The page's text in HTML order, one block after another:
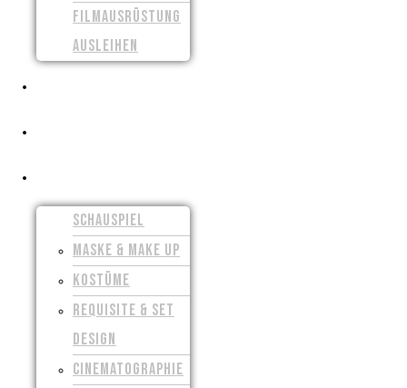
FILMAUSRÜSTUNG
AUSLEIHEN
SCHAUSPIEL
MASKE & MAKE UP
KOSTÜME
REQUISITE & SET
DESIGN
CINEMATOGRAPHIE